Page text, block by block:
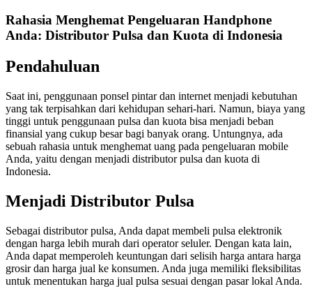
Rahasia Menghemat Pengeluaran Handphone
Anda: Distributor Pulsa dan Kuota di Indonesia
Pendahuluan
Saat ini, penggunaan ponsel pintar dan internet menjadi kebutuhan
yang tak terpisahkan dari kehidupan sehari-hari. Namun, biaya yang
tinggi untuk penggunaan pulsa dan kuota bisa menjadi beban
finansial yang cukup besar bagi banyak orang. Untungnya, ada
sebuah rahasia untuk menghemat uang pada pengeluaran mobile
Anda, yaitu dengan menjadi distributor pulsa dan kuota di
Indonesia.
Menjadi Distributor Pulsa
Sebagai distributor pulsa, Anda dapat membeli pulsa elektronik
dengan harga lebih murah dari operator seluler. Dengan kata lain,
Anda dapat memperoleh keuntungan dari selisih harga antara harga
grosir dan harga jual ke konsumen. Anda juga memiliki fleksibilitas
untuk menentukan harga jual pulsa sesuai dengan pasar lokal Anda.